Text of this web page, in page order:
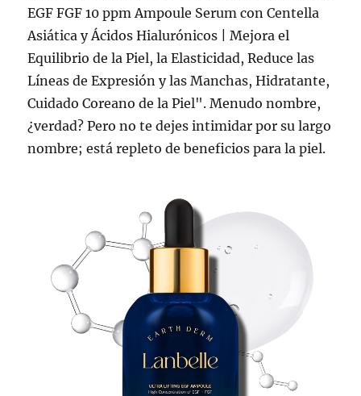
EGF FGF 10 ppm Ampoule Serum con Centella
Asiática y Ácidos Hialurónicos | Mejora el
Equilibrio de la Piel, la Elasticidad, Reduce las
Líneas de Expresión y las Manchas, Hidratante,
Cuidado Coreano de la Piel". Menudo nombre,
¿verdad? Pero no te dejes intimidar por su largo
nombre; está repleto de beneficios para la piel.